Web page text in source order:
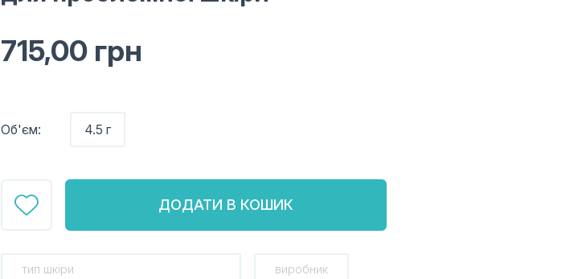
715,00 грн
Об'єм: 4.5 г
ДОДАТИ В КОШИК
тип шкіри виробник